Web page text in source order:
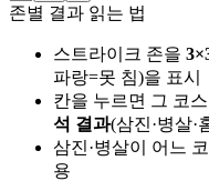
존별 결과 읽는 법
스트라이크 존을
파랑=못 침)을 표시
칸을 누르면 그 코스
석 결과(삼진·병살·
삼진·병살이 어느
용